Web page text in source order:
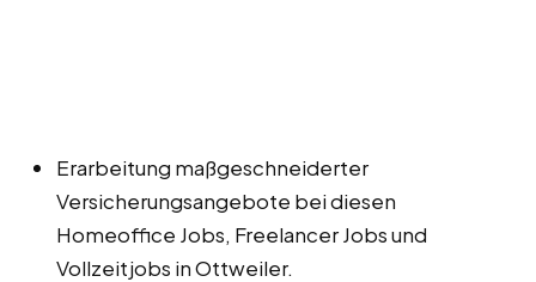
Erarbeitung maßgeschneiderter
Versicherungsangebote bei diesen
Homeoffice Jobs, Freelancer Jobs und
Vollzeitjobs in Ottweiler.